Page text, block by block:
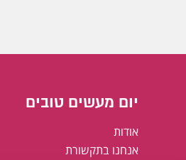
יום מעשים טובים
אודות
אנחנו בתקשורת